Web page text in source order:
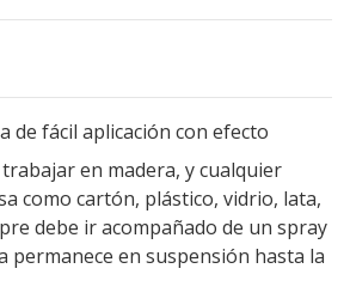
de fácil aplicación con efecto
en madera, y cualquier
como cartón, plástico, vidrio, lata,
debe ir acompañado de un spray
permanece en suspensión hasta la